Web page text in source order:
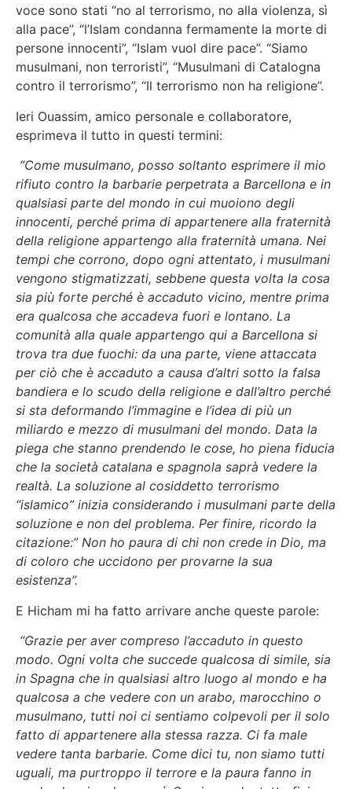
voce sono stati “no al terrorismo, no alla violenza, sì
alla pace”, “l’Islam condanna fermamente la morte di
persone innocenti”, “Islam vuol dire pace”. “Siamo
musulmani, non terroristi”, “Musulmani di Catalogna
contro il terrorismo”, “Il terrorismo non ha religione”.
Ieri Ouassim, amico personale e collaboratore,
esprimeva il tutto in questi termini:
“Come musulmano, posso soltanto esprimere il mio
rifiuto contro la barbarie perpetrata a Barcellona e in
qualsiasi parte del mondo in cui muoiono degli
innocenti, perché prima di appartenere alla fraternità
della religione appartengo alla fraternità umana. Nei
tempi che corrono, dopo ogni attentato, i musulmani
vengono stigmatizzati, sebbene questa volta la cosa
sia più forte perché è accaduto vicino, mentre prima
era qualcosa che accadeva fuori e lontano. La
comunità alla quale appartengo qui a Barcellona si
trova tra due fuochi: da una parte, viene attaccata
per ciò che è accaduto a causa d’altri sotto la falsa
bandiera e lo scudo della religione e dall’altro perché
si sta deformando l’immagine e l’idea di più un
miliardo e mezzo di musulmani del mondo. Data la
piega che stanno prendendo le cose, ho piena fiducia
che la società catalana e spagnola saprà vedere la
realtà. La soluzione al cosiddetto terrorismo
“islamico” inizia considerando i musulmani parte della
soluzione e non del problema. Per finire, ricordo la
citazione:” Non ho paura di chi non crede in Dio, ma
di coloro che uccidono per provarne la sua
esistenza”.
E Hicham mi ha fatto arrivare anche queste parole:
“Grazie per aver compreso l’accaduto in questo
modo. Ogni volta che succede qualcosa di simile, sia
in Spagna che in qualsiasi altro luogo al mondo e ha
qualcosa a che vedere con un arabo, marocchino o
musulmano, tutti noi ci sentiamo colpevoli per il solo
fatto di appartenere alla stessa razza. Ci fa male
vedere tanta barbarie. Come dici tu, non siamo tutti
uguali, ma purtroppo il terrore e la paura fanno in